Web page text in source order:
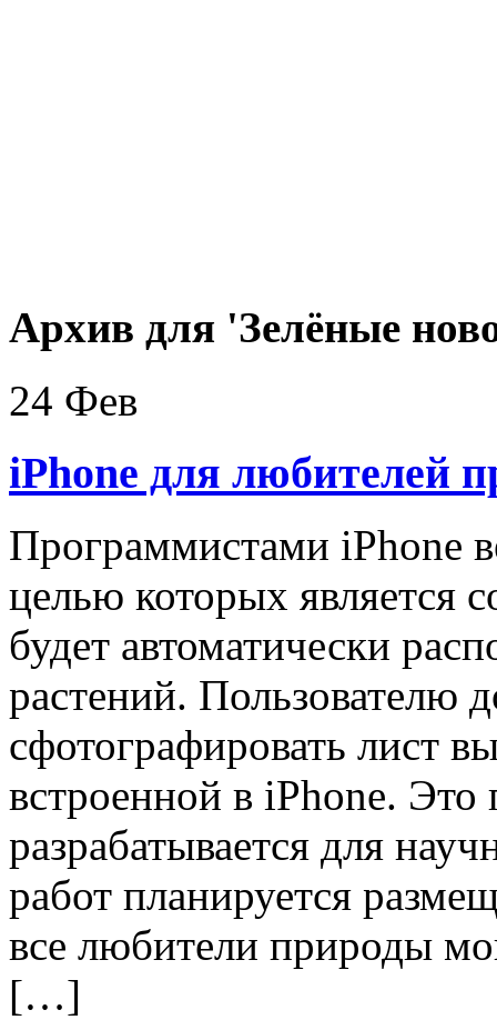
Архив для 'Зелёные
24 Фев
iPhone для любителей
Программистами iPhone
целью которых является
будет автоматически
растений. Пользователю
сфотографировать лист
встроенной в iPhone. Это
разрабатывается для
работ планируется
все любители природы
[…]